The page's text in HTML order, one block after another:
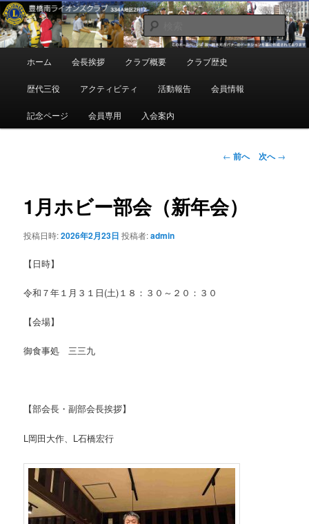
メ
イ
ン
コ
豊橋南ライオンズクラブ
地域奉仕ボランティア
検
索
ュ
ホーム 会長挨拶 クラブ概要 クラブ歴史
歴代三役 アクティビティ 活動報告 会員情報
記念ページ 会員専用 入会案内
投
ビ
ゲ
← 前へ 次へ→
1月ホビー部会（新年会）
投稿日時:2026年2月23日 投稿者:admin
【日時】
令和７年１月３１日(土)１８：３０～２０：３０
【会場】
御食事処 三三九
【部会長・副部会長挨拶】
L岡田大作、L石橋宏行